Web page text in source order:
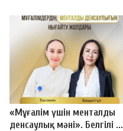
«Мұғалім үшін менталды
денсаулық мәні». Белгілі ...